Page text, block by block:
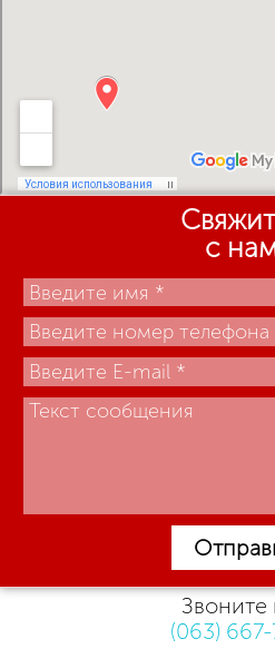
с
Звоните
(063)